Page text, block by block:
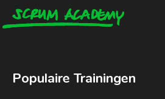
Populaire Trainingen